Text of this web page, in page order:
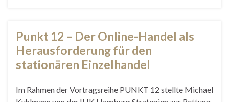
Punkt 12 – Der Online-Handel als
Herausforderung für den
stationären Einzelhandel
Im Rahmen der Vortragsreihe PUNKT 12 stellte Michael